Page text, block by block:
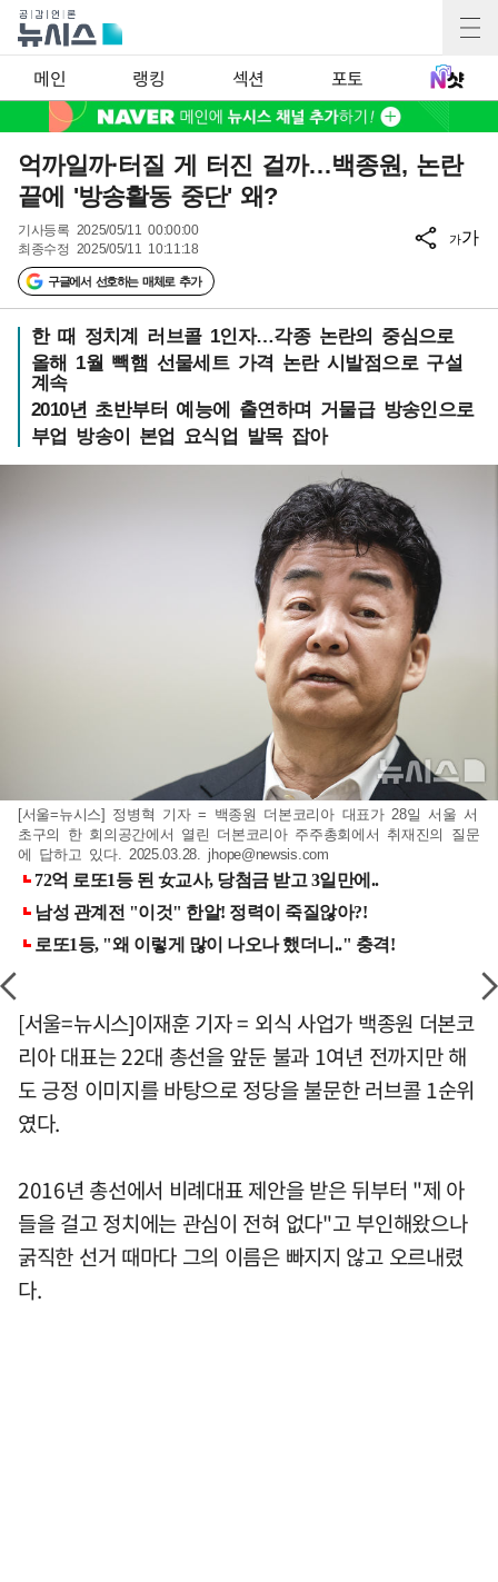
메인 랭킹 섹션 포토
억까일까·터질 게 터진 걸까…백종원, 논란
끝에 '방송활동 중단' 왜?
기사등록 2025/05/11 00:00:00
최종수정 2025/05/11 10:11:18
구글에서 선호하는 매체로 추가
가가
한 때 정치계 러브콜 1인자…각종 논란의 중심으로
올해 1월 빽햄 선물세트 가격 논란 시발점으로 구설
계속
2010년 초반부터 예능에 출연하며 거물급 방송인으로
부업 방송이 본업 요식업 발목 잡아
[서울=뉴시스] 정병혁 기자 = 백종원 더본코리아 대표가 28일 서울 서
초구의 한 회의공간에서 열린 더본코리아 주주총회에서 취재진의 질문
에 답하고 있다. 2025.03.28. jhope@newsis.com
[서울=뉴시스]이재훈 기자 = 외식 사업가 백종원 더본코
리아 대표는 22대 총선을 앞둔 불과 1여년 전까지만 해
도 긍정 이미지를 바탕으로 정당을 불문한 러브콜 1순위
였다.
2016년 총선에서 비례대표 제안을 받은 뒤부터 "제 아
들을 걸고 정치에는 관심이 전혀 없다"고 부인해왔으나
굵직한 선거 때마다 그의 이름은 빠지지 않고 오르내렸
다.